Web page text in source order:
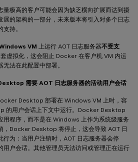
量极高的客户可能会因为缺乏横向扩展而达到摄
展的架构的一部分，未来版本将引入对多个日志
持。
VM 上运行 AOT 日志服务器不受支
虚拟化，这会阻止 Docker 在客户机 VM 内运
法在此配置中部署。
需要 AOT 日志服务器的活动用户会话
Desktop 部署在 Windows VM 上时，容
的用户会话上下文中运行。Docker Desktop
用程序，而不是在 Windows 上作为系统级服务
，Docker Desktop 将停止，这会导致 AOT 日
行为：当用户注销时，AOT 日志服务器会停
用户会话。其他管理员无法访问或管理正在运行